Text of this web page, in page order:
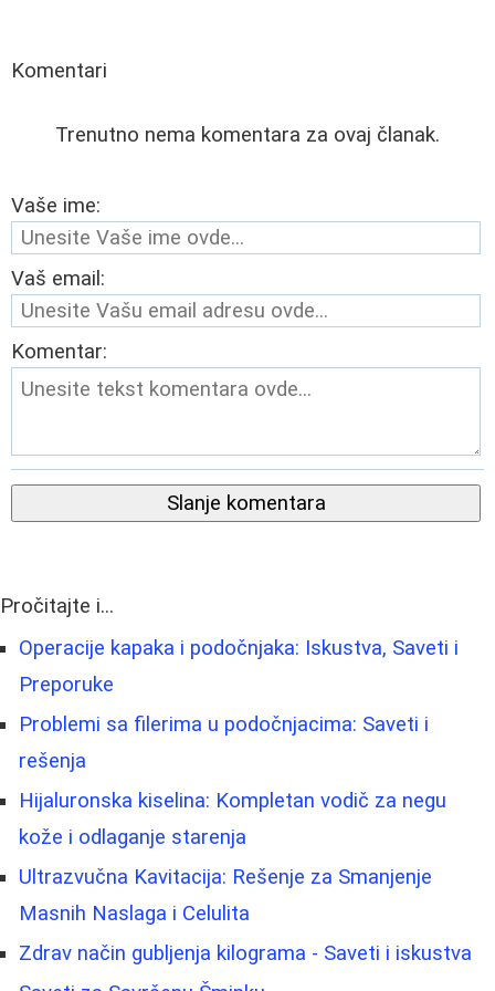
Komentari
Trenutno nema komentara za ovaj članak.
Vaše ime:
Vaš email:
Komentar:
Slanje komentara
Pročitajte i...
Operacije kapaka i podočnjaka: Iskustva, Saveti i
Preporuke
Problemi sa filerima u podočnjacima: Saveti i
rešenja
Hijaluronska kiselina: Kompletan vodič za negu
kože i odlaganje starenja
Ultrazvučna Kavitacija: Rešenje za Smanjenje
Masnih Naslaga i Celulita
Zdrav način gubljenja kilograma - Saveti i iskustva